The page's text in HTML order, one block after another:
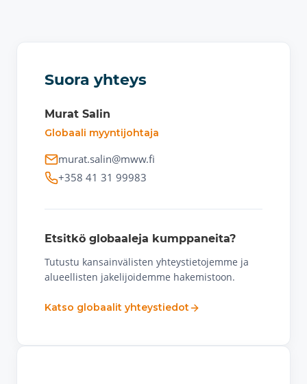
Suora yhteys
Murat Salin
Globaali myyntijohtaja
murat.salin@mww.fi
+358 41 31 99983
Etsitkö globaaleja kumppaneita?
Tutustu kansainvälisten yhteystietojemme ja
alueellisten jakelijoidemme hakemistoon.
Katso globaalit yhteystiedot